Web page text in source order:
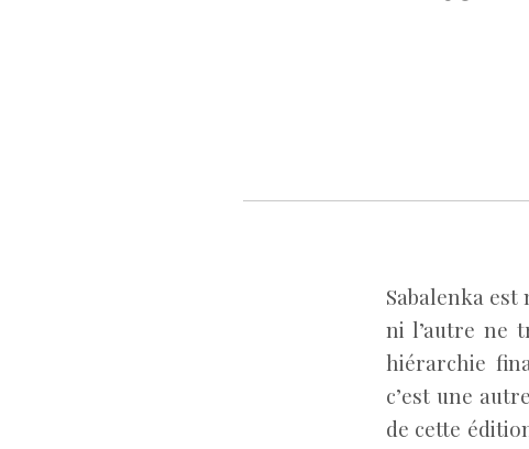
Sabalenka
ni l’autre ne
hiérarchie
c’est une
de cette